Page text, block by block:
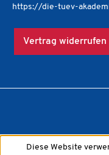
https://die-tuev-
Vertrag widerrufen
Diese Website